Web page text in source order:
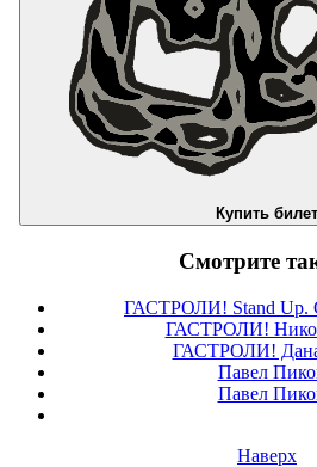
Купить билет
Смотрите
ГАСТРОЛИ! Stand Up.
ГАСТРОЛИ!
ГАСТРОЛИ!
Павел
Павел
Наверх